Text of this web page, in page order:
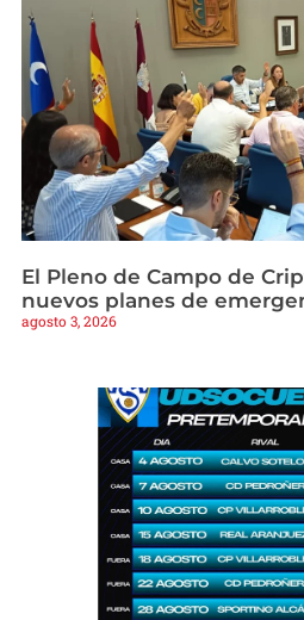
El Pleno de Campo de
nuevos planes de
agosto 3, 2026